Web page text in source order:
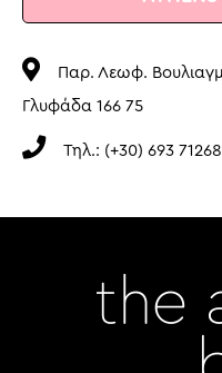
Παρ. Λεωφ.
Γλυφάδα 166 75
Τηλ.: (+30) 693